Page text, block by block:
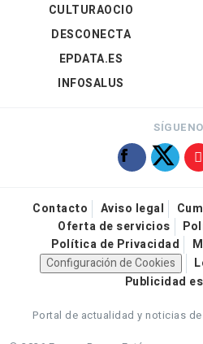
CULTURAOCIO
DESCONECTA
EPDATA.ES
INFOSALUS
Contacto Aviso legal
Oferta de servicios
Política de Privacidad
Configuración de Cookies
Publicidad
Portal de actualidad y noticias